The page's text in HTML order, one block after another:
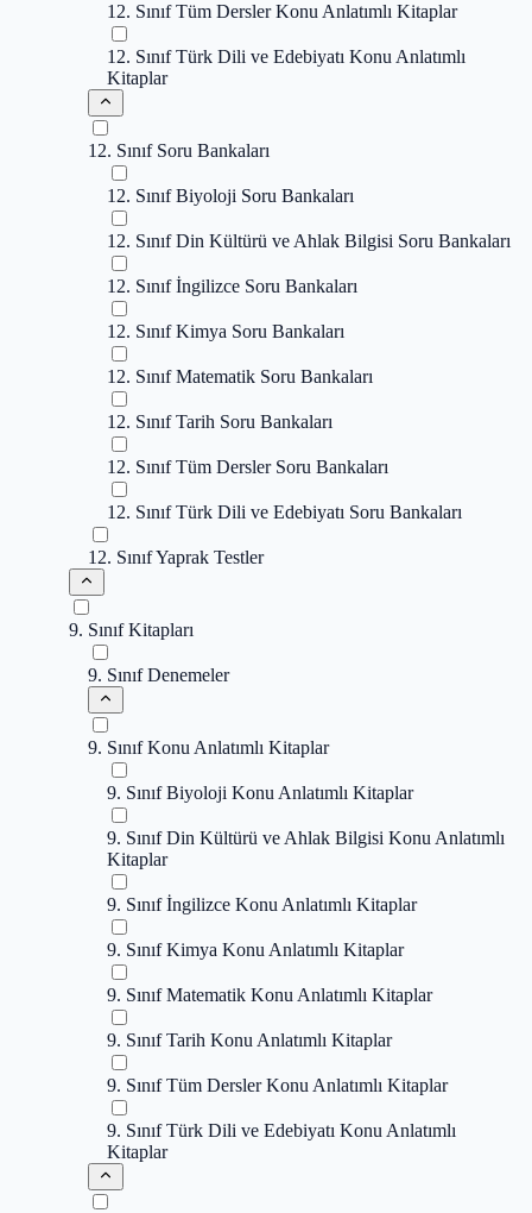
12. Sınıf Tüm Dersler Konu Anlatımlı Kitaplar
12. Sınıf Türk Dili ve Edebiyatı Konu Anlatımlı
Kitaplar
12. Sınıf Soru Bankaları
12. Sınıf Biyoloji Soru Bankaları
12. Sınıf Din Kültürü ve Ahlak Bilgisi Soru Bankaları
12. Sınıf İngilizce Soru Bankaları
12. Sınıf Kimya Soru Bankaları
12. Sınıf Matematik Soru Bankaları
12. Sınıf Tarih Soru Bankaları
12. Sınıf Tüm Dersler Soru Bankaları
12. Sınıf Türk Dili ve Edebiyatı Soru Bankaları
12. Sınıf Yaprak Testler
9. Sınıf Kitapları
9. Sınıf Denemeler
9. Sınıf Konu Anlatımlı Kitaplar
9. Sınıf Biyoloji Konu Anlatımlı Kitaplar
9. Sınıf Din Kültürü ve Ahlak Bilgisi Konu Anlatımlı
Kitaplar
9. Sınıf İngilizce Konu Anlatımlı Kitaplar
9. Sınıf Kimya Konu Anlatımlı Kitaplar
9. Sınıf Matematik Konu Anlatımlı Kitaplar
9. Sınıf Tarih Konu Anlatımlı Kitaplar
9. Sınıf Tüm Dersler Konu Anlatımlı Kitaplar
9. Sınıf Türk Dili ve Edebiyatı Konu Anlatımlı
Kitaplar